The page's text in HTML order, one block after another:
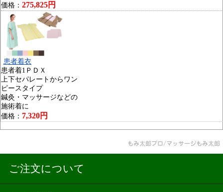
価格： 275,825円
患者着衣
患者着1ＰＤＸ
上下セパレートからワン
ピースタイプ
鍼灸・マッサージなどの
施術着に
価格： 7,320円
ご注文について